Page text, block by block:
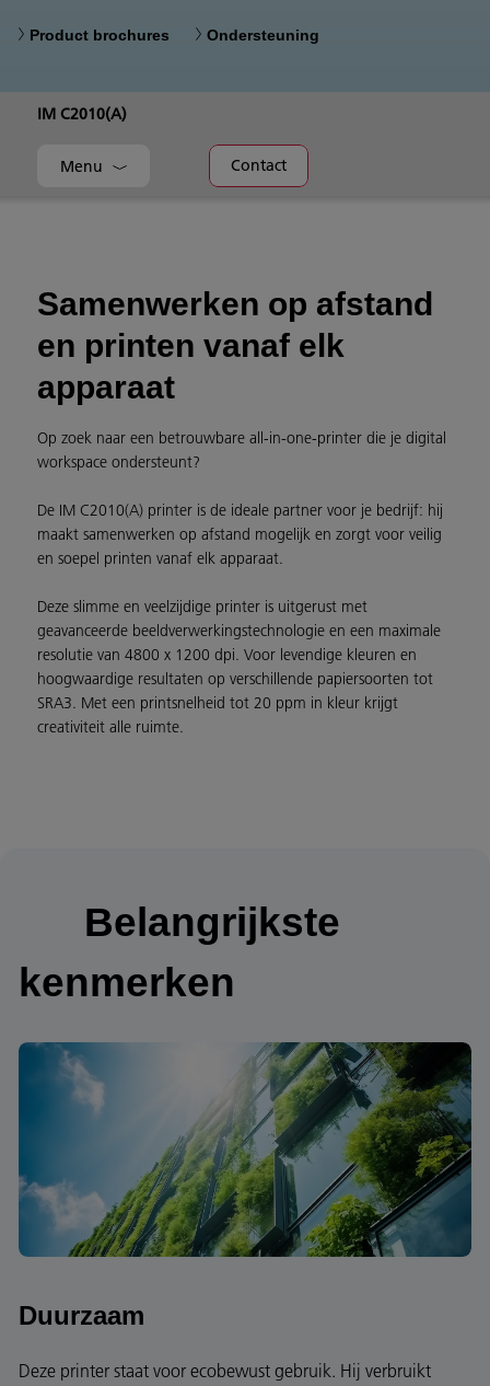
Product brochures Ondersteuning
IM C2010(A)
Menu Contact
Samenwerken op afstand
en printen vanaf elk
apparaat
Op zoek naar een betrouwbare all-in-one-printer die je digital
workspace ondersteunt?
De IM C2010(A) printer is de ideale partner voor je bedrijf: hij
maakt samenwerken op afstand mogelijk en zorgt voor veilig
en soepel printen vanaf elk apparaat.
Deze slimme en veelzijdige printer is uitgerust met
geavanceerde beeldverwerkingstechnologie en een maximale
resolutie van 4800 x 1200 dpi. Voor levendige kleuren en
hoogwaardige resultaten op verschillende papiersoorten tot
SRA3. Met een printsnelheid tot 20 ppm in kleur krijgt
creativiteit alle ruimte.
Belangrijkste
kenmerken
Duurzaam
Deze printer staat voor ecobewust gebruik. Hij verbruikt